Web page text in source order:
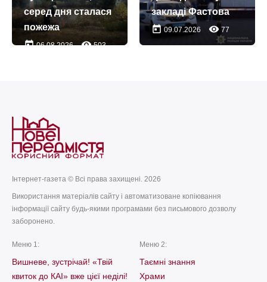
серед дня сталася
пожежа
today06.08.2026 remove_red_eye503
закладі Фастова
today 09.07.2026 remove_red_eye 77
Інтернет-газета © Всі права захищені. 2026
Використання матеріалів сайту і автоматизоване копіювання
інформації сайту будь-якими програмами без письмового дозволу
заборонено.
Меню 1:
Вишневе, зустрічай! «Твій
квиток до КАІ» вже цієї неділі!
Меню 2:
Таємні знання
Храми